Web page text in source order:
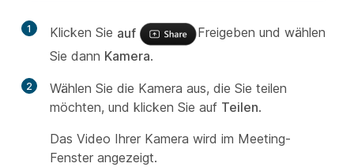
1 Klicken Sie auf
Freigeben und wählen
Sie dann Kamera.
2
Wählen Sie die Kamera aus, die Sie teilen
möchten, und klicken Sie auf Teilen.
Das Video Ihrer Kamera wird im Meeting-
Fenster angezeigt.